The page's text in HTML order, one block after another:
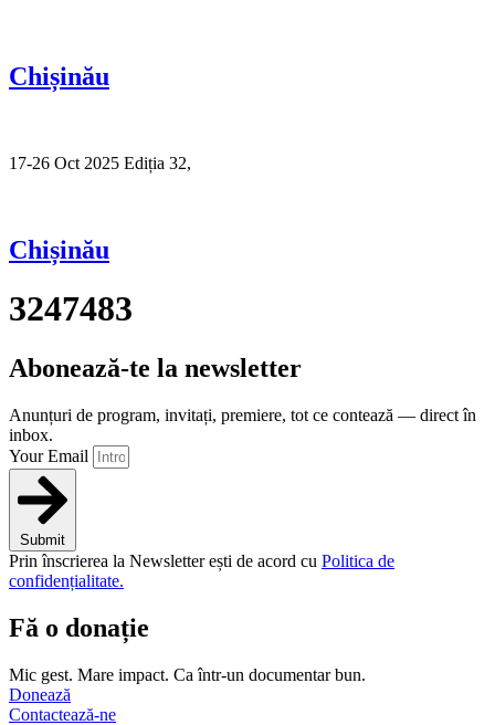
Chișinău
17-26 Oct 2025 Ediția 32,
Chișinău
3247483
Abonează-te la newsletter
Anunțuri de program, invitați, premiere, tot ce contează — direct în
inbox.
Your Email
Submit
Prin înscrierea la Newsletter ești de acord cu Politica de
confidențialitate.
Fă o donație
Mic gest. Mare impact. Ca într-un documentar bun.
Donează
Contactează-ne